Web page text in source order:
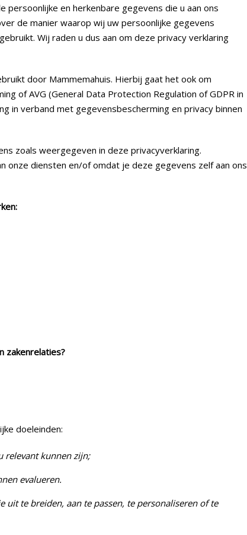
persoonlijke en herkenbare gegevens die u aan ons
de manier waarop wij uw persoonlijke gegevens
Wij raden u dus aan om deze privacy verklaring
door Mammemahuis. Hierbij gaat het ook om
of AVG (General Data Protection Regulation of GDPR in
in verband met gegevensbescherming en privacy binnen
zoals weergegeven in deze privacyverklaring.
onze diensten en/of omdat je deze gegevens zelf aan ons
zakenrelaties?
doeleinden:
relevant kunnen zijn;
evalueren.
te breiden, aan te passen, te personaliseren of te